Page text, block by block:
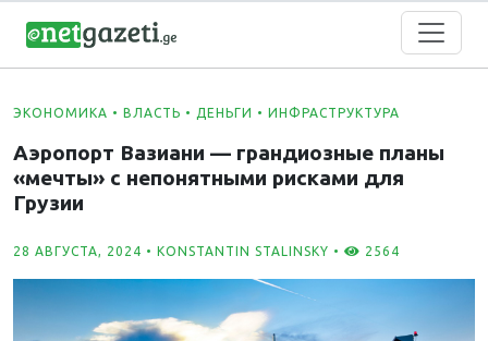
ЭКОНОМИКА • ВЛАСТЬ • ДЕНЬГИ • ИНФРАСТРУКТУРА
Аэропорт Вазиани — грандиозные планы
«мечты» с непонятными рисками для
Грузии
28 АВГУСТА, 2024 • KONSTANTIN STALINSKY • 2564